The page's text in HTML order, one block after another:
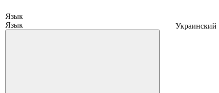
Язык
Язык
Украинский